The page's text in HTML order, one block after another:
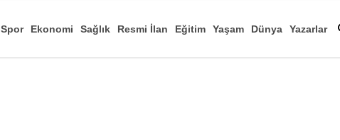
Spor Ekonomi Sağlık Resmi İlan Eğitim Yaşam
Dünya
Yazarlar